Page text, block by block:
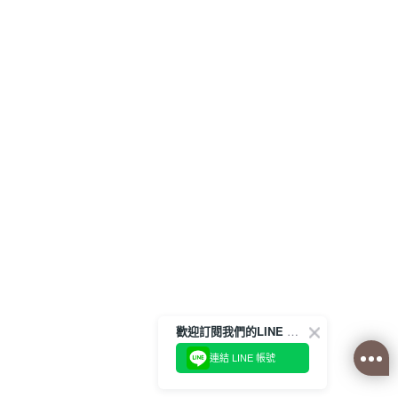
歡迎訂閱我們的LINE 官方帳號
連結 LINE 帳號